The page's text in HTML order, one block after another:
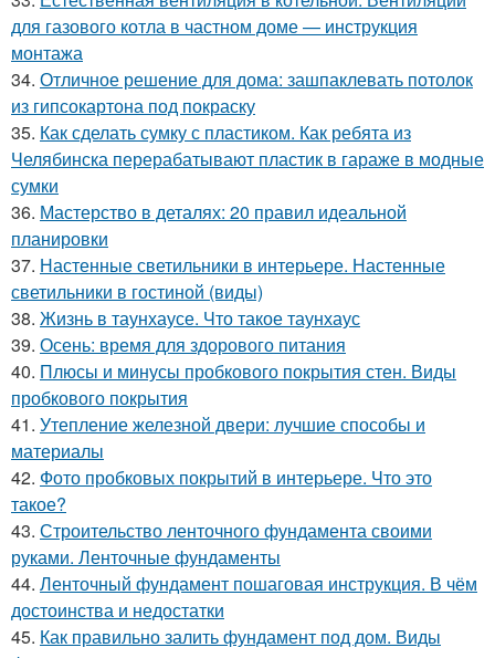
для газового котла в частном доме — инструкция
монтажа
34. Отличное решение для дома: зашпаклевать потолок
из гипсокартона под покраску
35. Как сделать сумку с пластиком. Как ребята из
Челябинска перерабатывают пластик в гараже в модные
сумки
36. Мастерство в деталях: 20 правил идеальной
планировки
37. Настенные светильники в интерьере. Настенные
светильники в гостиной (виды)
38. Жизнь в таунхаусе. Что такое таунхаус
39. Осень: время для здорового питания
40. Плюсы и минусы пробкового покрытия стен. Виды
пробкового покрытия
41. Утепление железной двери: лучшие способы и
материалы
42. Фото пробковых покрытий в интерьере. Что это
такое?
43. Строительство ленточного фундамента своими
руками. Ленточные фундаменты
44. Ленточный фундамент пошаговая инструкция. В чём
достоинства и недостатки
45. Как правильно залить фундамент под дом. Виды